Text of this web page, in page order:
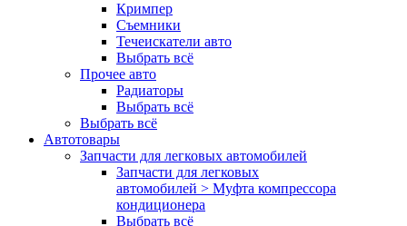
Кримпер
Съемники
Течеискатели авто
Выбрать всё
Прочее авто
Радиаторы
Выбрать всё
Выбрать всё
Автотовары
Запчасти для легковых автомобилей
Запчасти для легковых
автомобилей > Муфта компрессора
кондиционера
Выбрать всё